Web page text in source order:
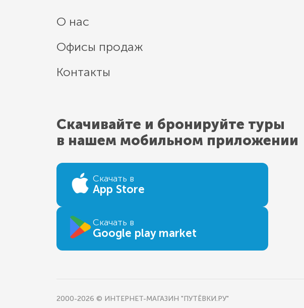
О нас
Офисы продаж
Контакты
Скачивайте и бронируйте туры
в нашем мобильном приложении
Скачать в
App Store
Скачать в
Google play market
2000-2026 © ИНТЕРНЕТ-МАГАЗИН "ПУТЁВКИ.РУ"